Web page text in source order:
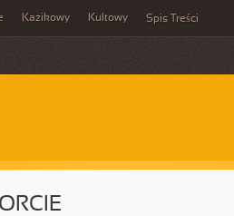
Kazikowy Kultowy Spis Treści